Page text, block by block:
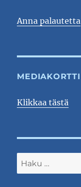
Anna palautetta
Klikkaa tästä
Etsi: